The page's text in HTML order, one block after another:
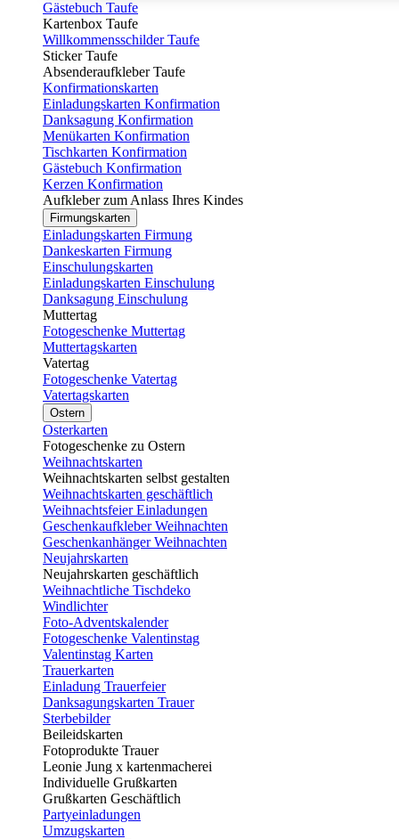
Gästebuch Taufe
Kartenbox Taufe
Willkommensschilder Taufe
Sticker Taufe
Absenderaufkleber Taufe
Konfirmationskarten
Einladungskarten Konfirmation
Danksagung Konfirmation
Menükarten Konfirmation
Tischkarten Konfirmation
Gästebuch Konfirmation
Kerzen Konfirmation
Aufkleber zum Anlass Ihres Kindes
Firmungskarten
Einladungskarten Firmung
Dankeskarten Firmung
Einschulungskarten
Einladungskarten Einschulung
Danksagung Einschulung
Muttertag
Fotogeschenke Muttertag
Muttertagskarten
Vatertag
Fotogeschenke Vatertag
Vatertagskarten
Ostern
Osterkarten
Fotogeschenke zu Ostern
Weihnachtskarten
Weihnachtskarten selbst gestalten
Weihnachtskarten geschäftlich
Weihnachtsfeier Einladungen
Geschenkaufkleber Weihnachten
Geschenkanhänger Weihnachten
Neujahrskarten
Neujahrskarten geschäftlich
Weihnachtliche Tischdeko
Windlichter
Foto-Adventskalender
Fotogeschenke Valentinstag
Valentinstag Karten
Trauerkarten
Einladung Trauerfeier
Danksagungskarten Trauer
Sterbebilder
Beileidskarten
Fotoprodukte Trauer
Leonie Jung x kartenmacherei
Individuelle Grußkarten
Grußkarten Geschäftlich
Partyeinladungen
Umzugskarten